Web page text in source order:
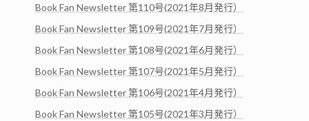
Book Fan Newsletter 第110号(2021年8月発行）
Book Fan Newsletter 第109号(2021年7月発行）
Book Fan Newsletter 第108号(2021年6月発行）
Book Fan Newsletter 第107号(2021年5月発行）
Book Fan Newsletter 第106号(2021年4月発行）
Book Fan Newsletter 第105号(2021年3月発行）